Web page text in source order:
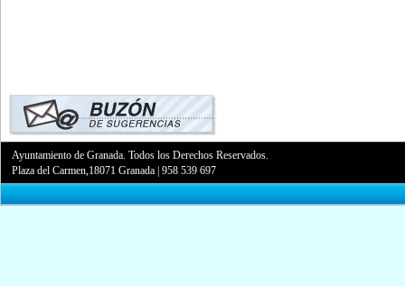
Ayuntamiento de Granada. Todos los Derechos Reservados.
Plaza del Carmen,18071 Granada |958 539 697